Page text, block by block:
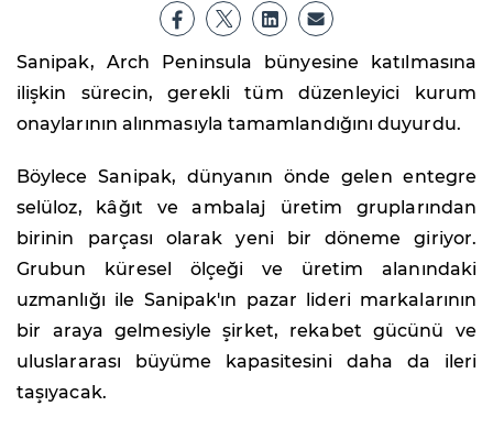
Sanipak, Arch Peninsula bünyesine katılmasına
ilişkin sürecin, gerekli tüm düzenleyici kurum
onaylarının alınmasıyla tamamlandığını duyurdu.
Böylece Sanipak, dünyanın önde gelen entegre
selüloz, kâğıt ve ambalaj üretim gruplarından
birinin parçası olarak yeni bir döneme giriyor.
Grubun küresel ölçeği ve üretim alanındaki
uzmanlığı ile Sanipak'ın pazar lideri markalarının
bir araya gelmesiyle şirket, rekabet gücünü ve
uluslararası büyüme kapasitesini daha da ileri
taşıyacak.